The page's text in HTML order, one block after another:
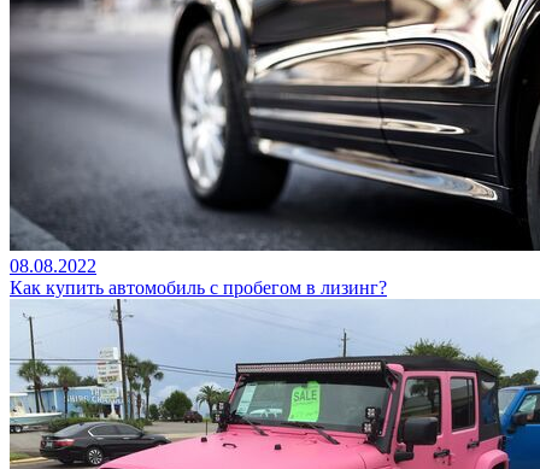
08.08.2022
Как купить автомобиль с пробегом в лизинг?